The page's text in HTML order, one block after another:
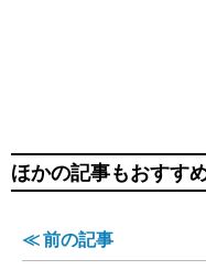
ほかの記事もおすす
≪ 前の記事